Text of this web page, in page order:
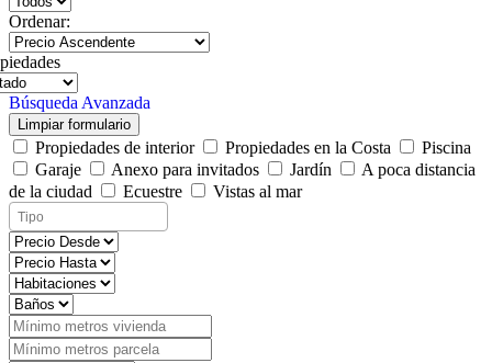
Ordenar:
Búsqueda Avanzada
Limpiar formulario
Propiedades de interior Propiedades en la Costa
Piscina
Garaje
Anexo para invitados Jardín
A poca distancia
de la ciudad
Ecuestre Vistas al mar